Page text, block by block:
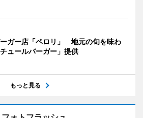
ガー店「ペロリ」 地元の旬を味わ
ュールバーガー」提供
もっと見る